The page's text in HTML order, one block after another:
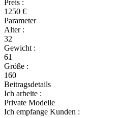
Preis :
1250 €
Parameter
Alter :
32
Gewicht :
61
Größe :
160
Beitragsdetails
Ich arbeite :
Private Modelle
Ich empfange Kunden :